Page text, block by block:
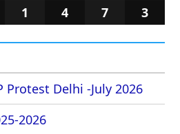
1 4 7 3
Protest Delhi -July 2026
2026